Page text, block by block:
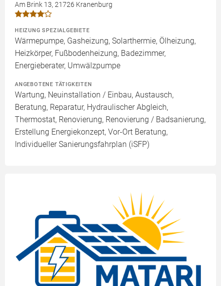
Am Brink 13, 21726 Kranenburg
HEIZUNG SPEZIALGEBIETE
Wärmepumpe, Gasheizung, Solarthermie, Ölheizung,
Heizkörper, Fußbodenheizung, Badezimmer,
Energieberater, Umwälzpumpe
ANGEBOTENE TÄTIGKEITEN
Wartung, Neuinstallation / Einbau, Austausch,
Beratung, Reparatur, Hydraulischer Abgleich,
Thermostat, Renovierung, Renovierung / Badsanierung,
Erstellung Energiekonzept, Vor-Ort Beratung,
Individueller Sanierungsfahrplan (iSFP)